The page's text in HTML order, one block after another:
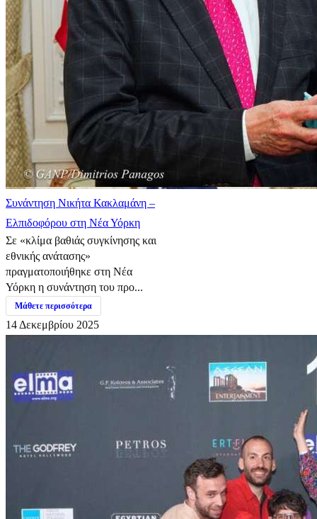
Συνάντηση Νικήτα Κακλαμάνη –
Ελπιδοφόρου στη Νέα Υόρκη
Σε «κλίμα βαθιάς συγκίνησης και
εθνικής ανάτασης»
πραγματοποιήθηκε στη Νέα
Υόρκη η συνάντηση του προ...
Μάθετε περισσότερα
14 Δεκεμβρίου 2025